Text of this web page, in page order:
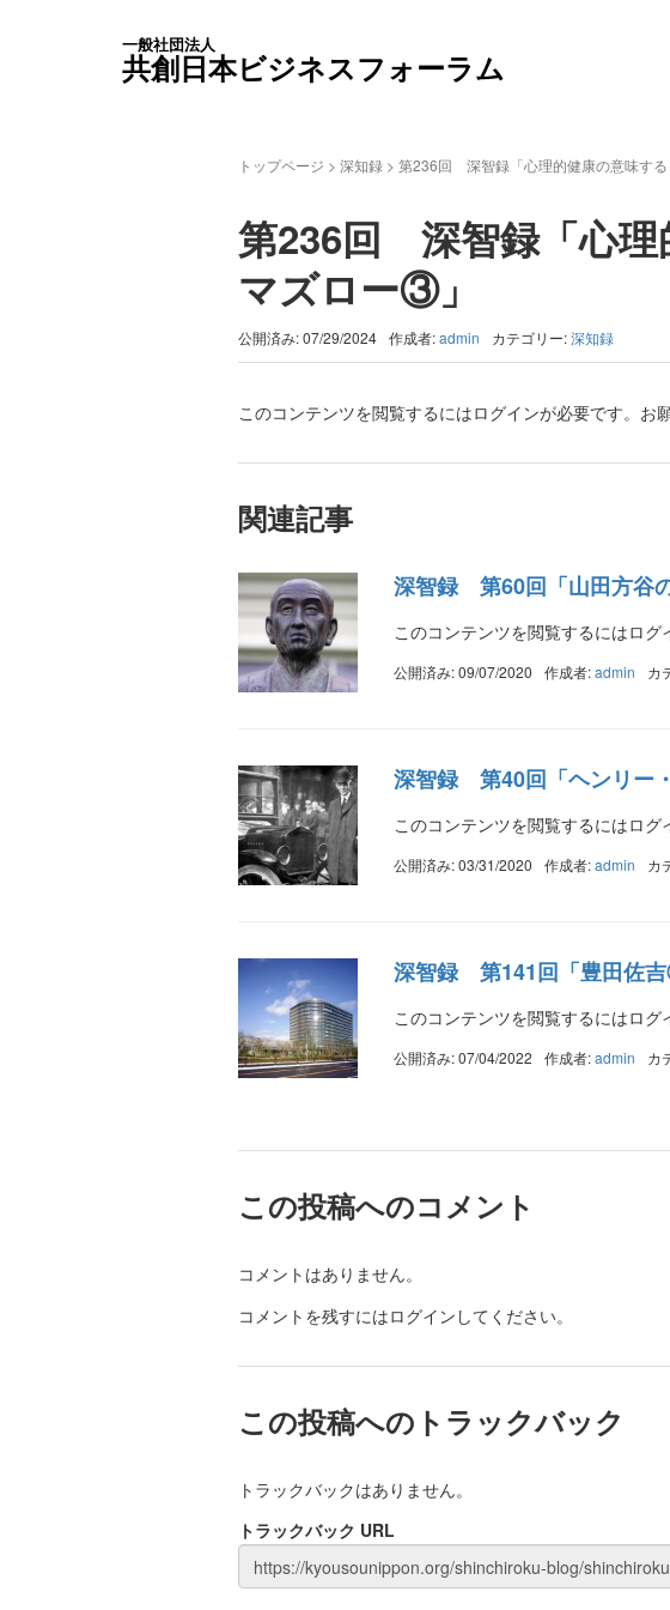
一般社団法人
共創日本ビジネスフォーラム
トップページ >深知録 >第236回 深智録「心理的健康の意味する
第236回 深智録「心理
マズロー③」
公開済み: 07/29/2024 作成者:admin カテゴリー:深知録
このコンテンツを閲覧するにはログインが必要です。お
関連記事
深智録 第60回「山田方谷
このコンテンツを閲覧するにはロ
公開済み: 09/07/2020 作成者:admin カ
深智録 第40回「ヘンリー
このコンテンツを閲覧するにはロ
公開済み: 03/31/2020 作成者:admin カ
深智録 第141回「豊田佐吉
このコンテンツを閲覧するにはロ
公開済み: 07/04/2022 作成者:admin カ
この投稿へのコメント
コメントはありません。
コメントを残すにはログインしてください。
この投稿へのトラックバック
トラックバックはありません。
トラックバック URL